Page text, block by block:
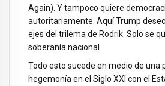
Again). Y tampoco quiere
autoritariamente. Aquí Trump
ejes del trilema de Rodrik. Solo se
soberanía nacional.
Todo esto sucede en medio de una
hegemonía en el Siglo XXI con el